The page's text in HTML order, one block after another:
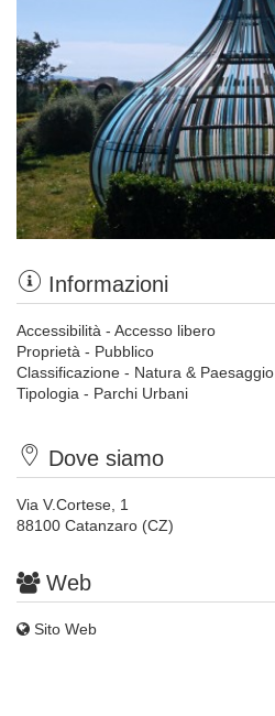
Informazioni
Accessibilità - Accesso libero
Proprietà - Pubblico
Classificazione - Natura & Paesaggio
Tipologia - Parchi Urbani
Dove siamo
Via V.Cortese, 1
88100 Catanzaro (CZ)
Web
Sito Web